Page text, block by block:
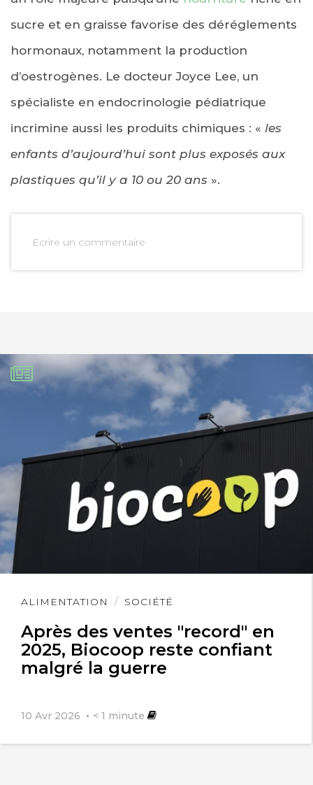
sucre et en graisse favorise des déréglements
hormonaux, notamment la production
d’oestrogènes. Le docteur Joyce Lee, un
spécialiste en endocrinologie pédiatrique
incrimine aussi les produits chimiques : « les
enfants d’aujourd’hui sont plus exposés aux
plastiques qu’il y a 10 ou 20 ans ».
Ecrire un commentaire
ALIMENTATION SOCIÉTÉ
Après des ventes "record" en
2025, Biocoop reste confiant
malgré la guerre
10 Avr 2026 < 1 minute
Lire